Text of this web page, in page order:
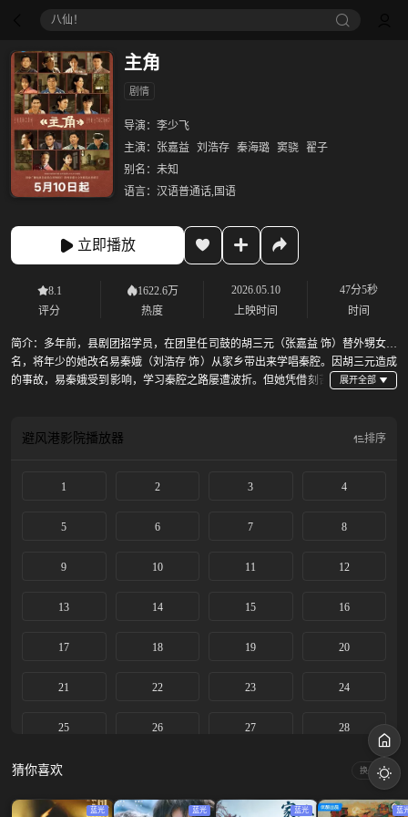
八仙！
主角
剧情
导演： 李少飞
主演： 张嘉益 刘浩存 秦海璐 窦骁 翟子
别名： 未知
语言： 汉语普通话,国语
立即播放
8.1
评分
1622.6万
热度
2026.05.10
上映时间
47分5秒
时间
简介： 多年前，县剧团招学员，在团里任司鼓的胡三元（张嘉益 饰）替外甥女报
名，将年少的她改名易秦娥（刘浩存 饰）从家乡带出来学唱秦腔。因胡三元造成
的事故，易秦娥受到影响，学习秦腔之路屡遭波折。但她凭借刻苦
功。历经波折，她终于明白对秦腔艺术的传承才是她作为“主角”的真正意义，她
避风港影院播放器 排序
1 2 3 4
5 6 7 8
9 10 11 12
13 14 15 16
17 18 19 20
21 22 23 24
25 26 27 28
29
33 34 36
猜你喜欢 换一换
蓝光 蓝光 蓝光 蓝